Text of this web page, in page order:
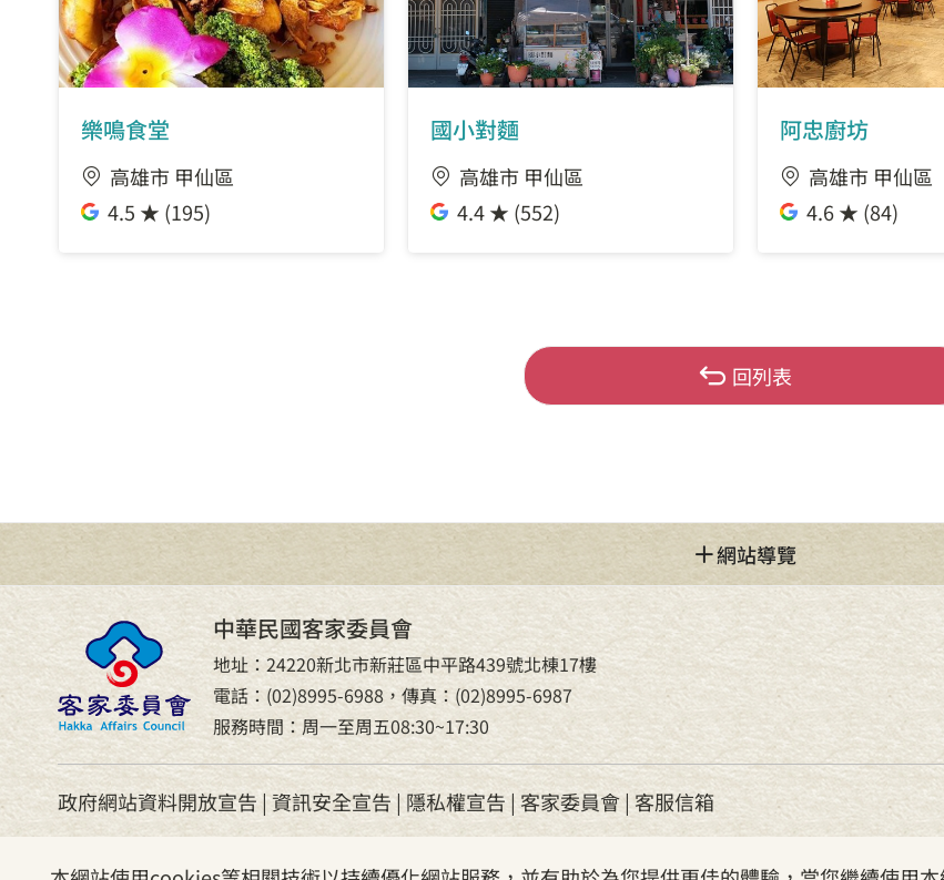
樂鳴食堂
高雄市 甲仙區
4.5 ★ (195)
國小對麵
高雄市 甲仙區
4.4 ★ (552)
阿忠廚坊
高雄市 甲仙區
4.6 ★ (84)
回列表
網站導覽
中華民國客家委員會
地址：24220新北市新莊區中平路439號北棟17樓
電話：(02)8995-6988，傳真：(02)8995-6987
服務時間：周一至周五08:30~17:30
政府網站資料開放宣告|資訊安全宣告| 隱私權宣告 | 客家委員會| 客服信箱